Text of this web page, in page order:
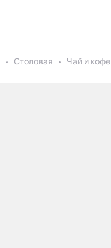
Столовая Чай и кофе